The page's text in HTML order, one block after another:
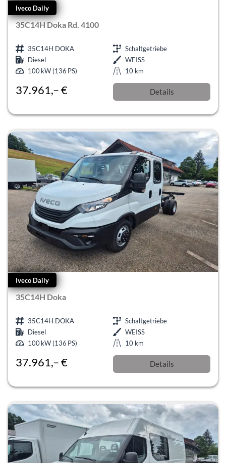
Iveco Daily
35C14H Doka Rd. 4100
35C14H DOKA
Schaltgetriebe
Diesel
WEISS
100 kW (136 PS)
10 km
37.961,– € Details
Iveco Daily
35C14H Doka
35C14H DOKA
Schaltgetriebe
Diesel
WEISS
100 kW (136 PS)
10 km
37.961,– € Details